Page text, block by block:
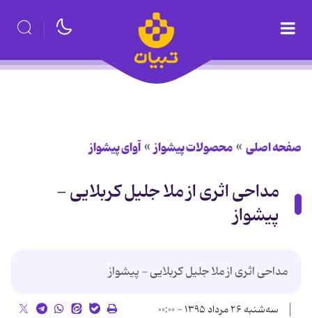
صفحه اصلی محصولات پیشواز آوای پیشواز
مداحی اثری از ملا جلیل کربلایی -
پیشواز
مداحی اثری از ملا جلیل کربلایی - پیشواز
سه‌شنبه ۲۶ مرداد ۱۳۹۵ - ۰۰:۰۰